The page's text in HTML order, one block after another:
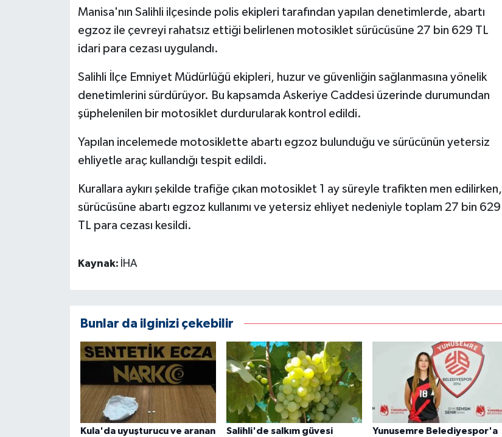
Manisa'nın Salihli ilçesinde polis ekipleri tarafından yapılan denetimlerde, abartı
egzoz ile çevreyi rahatsız ettiği belirlenen motosiklet sürücüsüne 27 bin 629 TL
idari para cezası uygulandı.
Salihli İlçe Emniyet Müdürlüğü ekipleri, huzur ve güvenliğin sağlanmasına yönelik
denetimlerini sürdürüyor. Bu kapsamda Askeriye Caddesi üzerinde durumundan
şüphelenilen bir motosiklet durdurularak kontrol edildi.
Yapılan incelemede motosiklette abartı egzoz bulunduğu ve sürücünün yetersiz
ehliyetle araç kullandığı tespit edildi.
Kurallara aykırı şekilde trafiğe çıkan motosiklet 1 ay süreyle trafikten men edilirken,
sürücüsüne abartı egzoz kullanımı ve yetersiz ehliyet nedeniyle toplam 27 bin 629
TL para cezası kesildi.
Kaynak: İHA
Bunlar da ilginizi çekebilir
Kula'da uyuşturucu ve aranan
Salihli'de salkım güvesi
Yunusemre Belediyespor'a